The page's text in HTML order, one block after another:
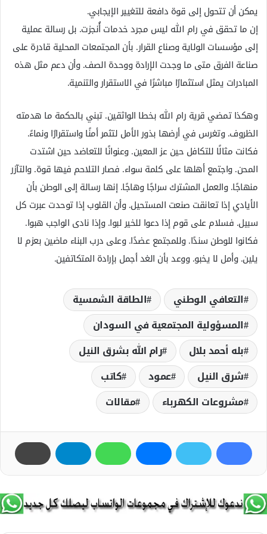
يمكن أن تتحول إلى قوة دافعة للتغيير الإيجابي.
إن ما تحقق في رام الله ليس مجرد خدمات أُنجزت. بل رسالة عملية
إلى مؤسسات الولاية وصناع القرار. بأن المجتمعات المحلية قادرة على
صناعة الفرق متى ما وجدت الإرادة ووحدة الصف. وأن دعم مثل هذه
المبادرات يمثل استثمارًا مباشرًا في الاستقرار والتنمية.
وهكذا تمضي قرية رام الله بخطا الواثقين. تبني بالحكمة ما هدمته
الظروف. وتغرس في أرضها بذور الأمل لتثمر أمنًا واستقرارًا ونماءً.
فكانت مثالًا للتكافل حين عز المعين. وعنوانًا للتعاضد حين اشتدت
المحن. واجتمع أهلها على كلمة سواء. فصار التلاحم فيها قوة. والتآزر
منهاجًا. والعمل المشترك سراجًا وهاجًا. إنها رسالة إلى الوطن بأن
الأيادي إذا تعانقت صنعت المستحيل. وأن القلوب إذا توحدت عبرت كل
سبيل. فسلام على قوم إذا دعوا للخير لبوا. وإذا نادى الواجب هبوا.
فكانوا للوطن سندًا. وللمجتمع عضدًا. وعلى درب البناء ماضين بعزم لا
يلين. وأمل لا يخبو. ووعد بأن الغد أجمل بإرادة المتكاتفين.
التعافي الوطني
الطاقة الشمسية
المسؤولية المجتمعية في السودان
بله أحمد بلال
رام الله بشرق النيل
شرق النيل
عمود
كاتب
مشروعات الكهرباء
مقالات